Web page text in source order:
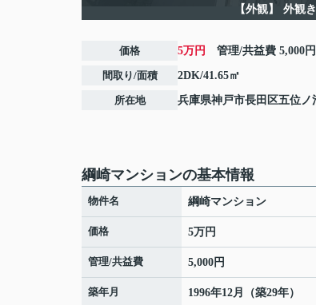
【外観】 外観
価格 5万円 管理/共益費 5,000円
間取り/面積 2DK/41.65㎡
所在地 兵庫県神戸市長田区五位ノ
綱崎マンションの基本情報
物件名 綱崎マンション
価格 5万円
管理/共益費 5,000円
築年月 1996年12月（築29年）